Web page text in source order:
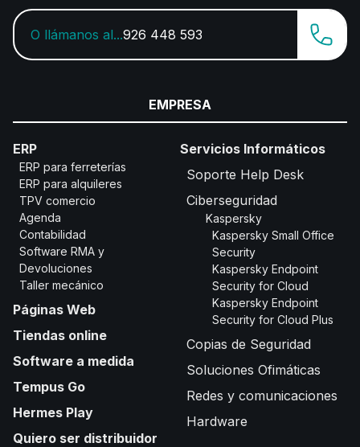
O llámanos al...926 448 593
EMPRESA
ERP
ERP para ferreterías
ERP para alquileres
TPV comercio
Agenda
Contabilidad
Software RMA y
Devoluciones
Taller mecánico
Páginas Web
Tiendas online
Software a medida
Tempus Go
Hermes Play
Quiero ser distribuidor
Servicios Informáticos
Soporte Help Desk
Ciberseguridad
Kaspersky
Kaspersky Small Office
Security
Kaspersky Endpoint
Security for Cloud
Kaspersky Endpoint
Security for Cloud Plus
Copias de Seguridad
Soluciones Ofimáticas
Redes y comunicaciones
Hardware